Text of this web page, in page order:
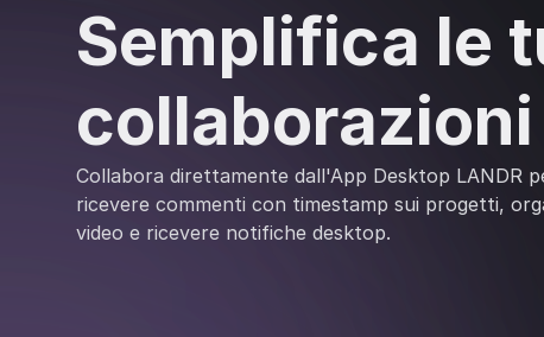
Semplifica le
collaborazioni
Collabora direttamente dall'App Desktop LANDR
ricevere commenti con timestamp sui progetti,
video e ricevere notifiche desktop.